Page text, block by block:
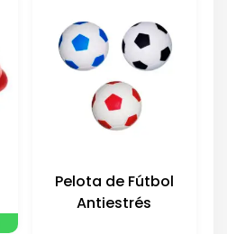
Pelota de Fútbol
Antiestrés